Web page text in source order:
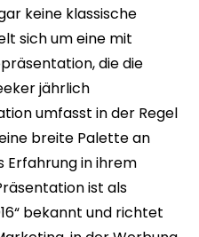
keine klassische
sich um eine mit
die die
jährlich
umfasst in der Regel
breite Palette an
Erfahrung in ihrem
ist als
bekannt und richtet